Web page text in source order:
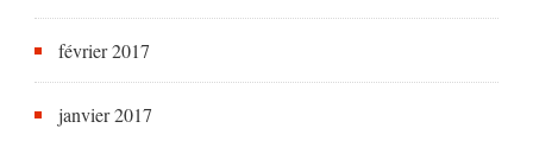
février 2017
janvier 2017